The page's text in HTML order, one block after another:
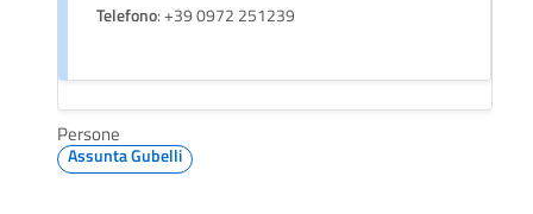
Telefono: +39 0972 251239
Persone
Assunta Gubelli